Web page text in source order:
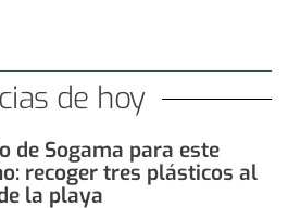
de hoy
de Sogama para este
recoger tres plásticos al
la playa